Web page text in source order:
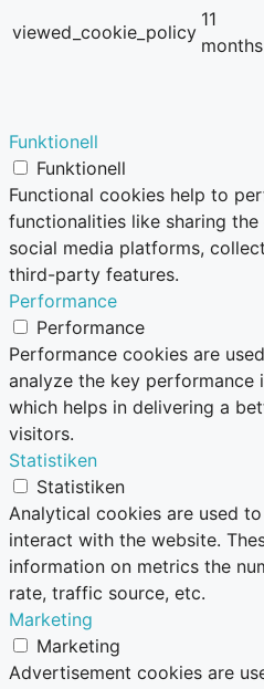
viewed_cookie_policy
11
months
Funktionell
Funktionell
Functional cookies help to
functionalities like sharing
social media platforms,
third-party features.
Performance
Performance
Performance cookies are
analyze the key performance
which helps in delivering a
visitors.
Statistiken
Statistiken
Analytical cookies are used
interact with the website.
information on metrics the
rate, traffic source, etc.
Marketing
Marketing
Advertisement cookies are